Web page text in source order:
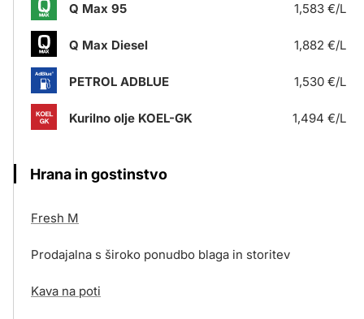
Q Max 95 1,583 €/L
Q Max Diesel 1,882 €/L
PETROL ADBLUE 1,530 €/L
Kurilno olje KOEL-GK 1,494 €/L
Hrana in gostinstvo
Fresh M
Prodajalna s široko ponudbo blaga in storitev
Kava na poti